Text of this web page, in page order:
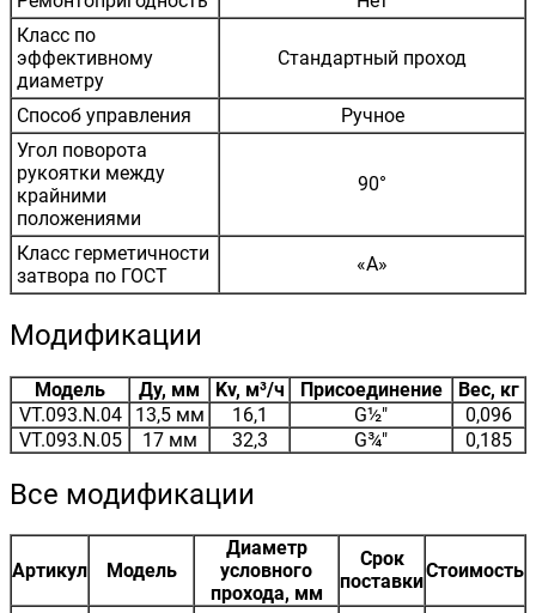
Класс по
эффективному
диаметру
Стандартный проход
Способ управления
Ручное
Угол поворота
рукоятки между
крайними
положениями
90°
Класс герметичности
затвора по ГОСТ
«А»
Модификации
Модель Ду, мм Kv, м³/ч Присоединение
Вес, кг
VT.093.N.04
13,5 мм 16,1 G½"
0,096
VT.093.N.05
17 мм 32,3 G¾" 0,185
Все модификации
Артикул Модель
Диаметр
условного
прохода, мм
Срок
поставкиСтоимость